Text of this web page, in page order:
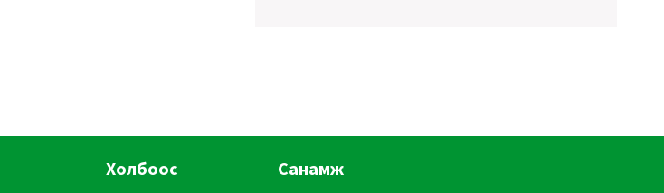
Холбоос Санамж